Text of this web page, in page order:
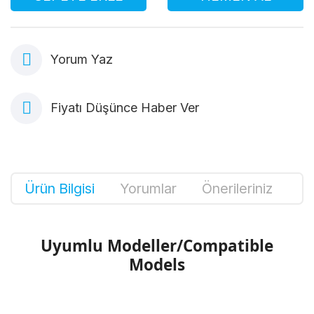
Yorum Yaz
Fiyatı Düşünce Haber Ver
Ürün Bilgisi Yorumlar Önerileriniz
Uyumlu Modeller/Compatible
Models